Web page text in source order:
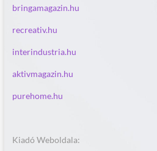
bringamagazin.hu
recreativ.hu
interindustria.hu
aktivmagazin.hu
purehome.hu
Kiadó Weboldala: